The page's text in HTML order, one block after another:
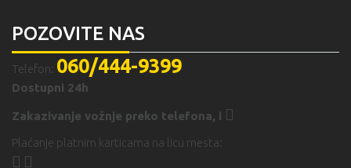
POZOVITE NAS
Telefon: 060/444-9399
Dostupni 24h
Zakazivanje vožnje preko telefona, i
Plaćanje platnim karticama na licu mesta: